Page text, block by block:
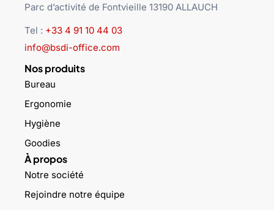
Parc d’activité de Fontvieille 13190 ALLAUCH
Tel : +33 4 91 10 44 03
info@bsdi-office.com
Nos produits
Bureau
Ergonomie
Hygiène
Goodies
À propos
Notre société
Rejoindre notre équipe